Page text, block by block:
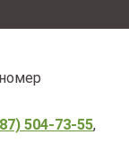
504-73-55,